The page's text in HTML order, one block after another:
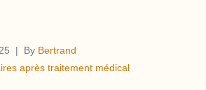
By Bertrand
après traitement médical